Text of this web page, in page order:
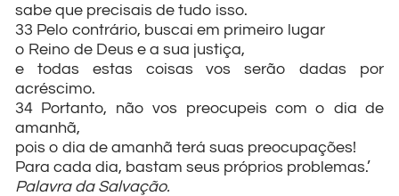
sabe que precisais de tudo isso.
33 Pelo contrário, buscai em primeiro lugar
o Reino de Deus e a sua justiça,
e todas estas coisas vos serão dadas por
acréscimo.
34 Portanto, não vos preocupeis com o dia de
amanhã,
pois o dia de amanhã terá suas preocupações!
Para cada dia, bastam seus próprios problemas.’
Palavra da Salvação.